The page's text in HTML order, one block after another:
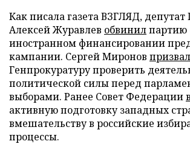
Как писала газета ВЗГЛЯД,
Алексей Журавлев обвинилпартию
иностранном финансировании
кампании. Сергей Миронов призвал
Генпрокуратуру проверить
политической силы перед
выборами. Ранее Совет Федерации
активную подготовку западных
вмешательству в российские
процессы.